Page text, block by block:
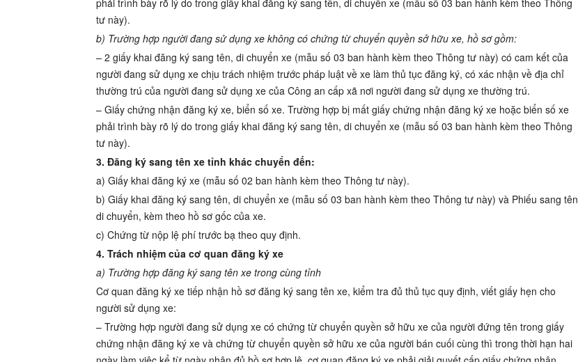
phải trình bày rõ lý do trong giấy khai đăng ký sang tên, di chuyển xe (mẫu số 03 ban hành kèm theo Thông
tư này).
b) Trường hợp người đang sử dụng xe không có chứng từ chuyển quyền sở hữu xe, hồ sơ gồm:
– 2 giấy khai đăng ký sang tên, di chuyển xe (mẫu số 03 ban hành kèm theo Thông tư này) có cam kết của
người đang sử dụng xe chịu trách nhiệm trước pháp luật về xe làm thủ tục đăng ký, có xác nhận về địa chỉ
thường trú của người đang sử dụng xe của Công an cấp xã nơi người đang sử dụng xe thường trú.
– Giấy chứng nhận đăng ký xe, biển số xe. Trường hợp bị mất giấy chứng nhận đăng ký xe hoặc biển số xe
phải trình bày rõ lý do trong giấy khai đăng ký sang tên, di chuyển xe (mẫu số 03 ban hành kèm theo Thông
tư này).
3. Đăng ký sang tên xe tỉnh khác chuyển đến:
a) Giấy khai đăng ký xe (mẫu số 02 ban hành kèm theo Thông tư này).
b) Giấy khai đăng ký sang tên, di chuyển xe (mẫu số 03 ban hành kèm theo Thông tư này) và Phiếu sang tên
di chuyển, kèm theo hồ sơ gốc của xe.
c) Chứng từ nộp lệ phí trước bạ theo quy định.
4. Trách nhiệm của cơ quan đăng ký xe
a) Trường hợp đăng ký sang tên xe trong cùng tỉnh
Cơ quan đăng ký xe tiếp nhận hồ sơ đăng ký sang tên xe, kiểm tra đủ thủ tục quy định, viết giấy hẹn cho
người sử dụng xe:
– Trường hợp người đang sử dụng xe có chứng từ chuyển quyền sở hữu xe của người đứng tên trong giấy
chứng nhận đăng ký xe và chứng từ chuyển quyền sở hữu xe của người bán cuối cùng thì trong thời hạn hai